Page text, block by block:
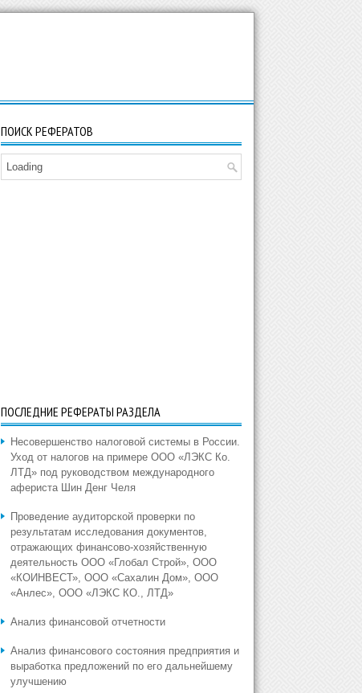
ПОИСК РЕФЕРАТОВ
Loading
ПОСЛЕДНИЕ РЕФЕРАТЫ РАЗДЕЛА
Несовершенство налоговой системы в России.
Уход от налогов на примере ООО «ЛЭКС Ко.
ЛТД» под руководством международного
афериста Шин Денг Челя
Проведение аудиторской проверки по
результатам исследования документов,
отражающих финансово-хозяйственную
деятельность ООО «Глобал Строй», ООО
«КОИНВЕСТ», ООО «Сахалин Дом», ООО
«Анлес», ООО «ЛЭКС КО., ЛТД»
Анализ финансовой отчетности
Анализ финансового состояния предприятия и
выработка предложений по его дальнейшему
улучшению